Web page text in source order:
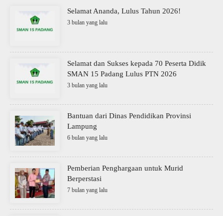
Selamat Ananda, Lulus Tahun 2026!
3 bulan yang lalu
Selamat dan Sukses kepada 70 Peserta Didik
SMAN 15 Padang Lulus PTN 2026
3 bulan yang lalu
Bantuan dari Dinas Pendidikan Provinsi
Lampung
6 bulan yang lalu
Pemberian Penghargaan untuk Murid
Berperstasi
7 bulan yang lalu